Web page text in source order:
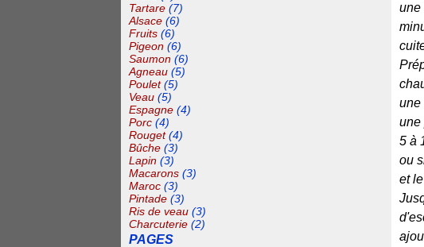
Tartare (7)
Alsace (6)
Fruits (6)
Pigeon (6)
Saumon (6)
Agneau (5)
Poulet(5)
Veau (5)
Espagne (4)
Porc (4)
Rouget(4)
Bûche (3)
Lapin (3)
Macarons (3)
Maroc (3)
Pintade (3)
Ris de veau (3)
Charcuterie (2)
PAGES
une
une
une
5 à
ou
et